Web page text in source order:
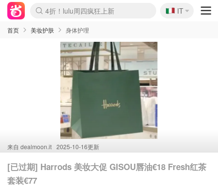
Boticinal 夏促开抢！
4折！lulu周四疯狂上新
速领！Stanley独家85折
Zalando 奥莱闪促！每日更新
🇮🇹
IT
首页 美妆护肤 身体护理
来自 dealmoon.it 2025-10-16更新
[已过期] Harrods 美妆大促 GISOU唇油€18 Fresh红茶
套装€77